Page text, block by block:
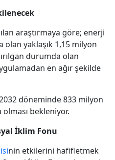
araştırmaya göre; enerji
olan yaklaşık 1,15 milyon
durumda olan
en ağır şekilde
döneminde 833 milyon
bekleniyor.
İklim Fonu
nin etkilerini hafifletmek